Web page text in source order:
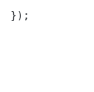
});